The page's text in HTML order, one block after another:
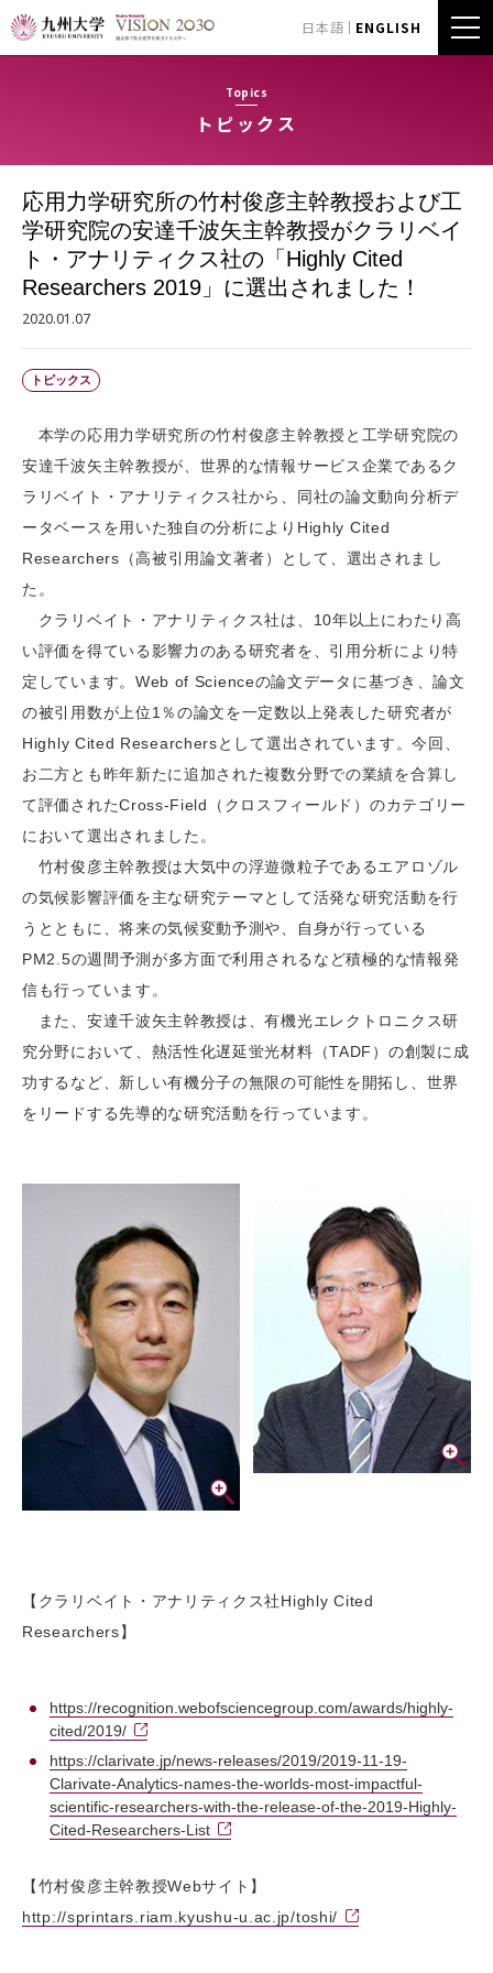
日本語 ENGLISH
Topics
トピックス
応用力学研究所の竹村俊彦主幹教授および工
学研究院の安達千波矢主幹教授がクラリベイ
ト・アナリティクス社の「Highly Cited
Researchers 2019」に選出されました！
2020.01.07
トピックス
本学の応用力学研究所の竹村俊彦主幹教授と工学研究院の
安達千波矢主幹教授が、世界的な情報サービス企業であるク
ラリベイト・アナリティクス社から、同社の論文動向分析デ
ータベースを用いた独自の分析によりHighly Cited
Researchers（高被引用論文著者）として、選出されまし
た。
クラリベイト・アナリティクス社は、10年以上にわたり高
い評価を得ている影響力のある研究者を、引用分析により特
定しています。Web of Scienceの論文データに基づき、論文
の被引用数が上位1％の論文を一定数以上発表した研究者が
Highly Cited Researchersとして選出されています。今回、
お二方とも昨年新たに追加された複数分野での業績を合算し
て評価されたCross-Field（クロスフィールド）のカテゴリー
において選出されました。
竹村俊彦主幹教授は大気中の浮遊微粒子であるエアロゾル
の気候影響評価を主な研究テーマとして活発な研究活動を行
うとともに、将来の気候変動予測や、自身が行っている
PM2.5の週間予測が多方面で利用されるなど積極的な情報発
信も行っています。
また、安達千波矢主幹教授は、有機光エレクトロニクス研
究分野において、熱活性化遅延蛍光材料（TADF）の創製に成
功するなど、新しい有機分子の無限の可能性を開拓し、世界
をリードする先導的な研究活動を行っています。
【クラリベイト・アナリティクス社Highly Cited
Researchers】
https://recognition.webofsciencegroup.com/awards/highly-
cited/2019/
https://clarivate.jp/news-releases/2019/2019-11-19-
Clarivate-Analytics-names-the-worlds-most-impactful-
scientific-researchers-with-the-release-of-the-2019-Highly-
Cited-Researchers-List
【竹村俊彦主幹教授Webサイト】
http://sprintars.riam.kyushu-u.ac.jp/toshi/